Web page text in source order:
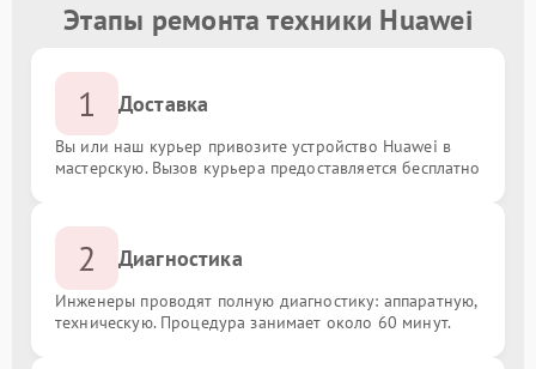
Этапы ремонта техники Huawei
1 Доставка
Вы или наш курьер привозите устройство Huawei в
мастерскую. Вызов курьера предоставляется бесплатно
2 Диагностика
Инженеры проводят полную диагностику: аппаратную,
техническую. Процедура занимает около 60 минут.